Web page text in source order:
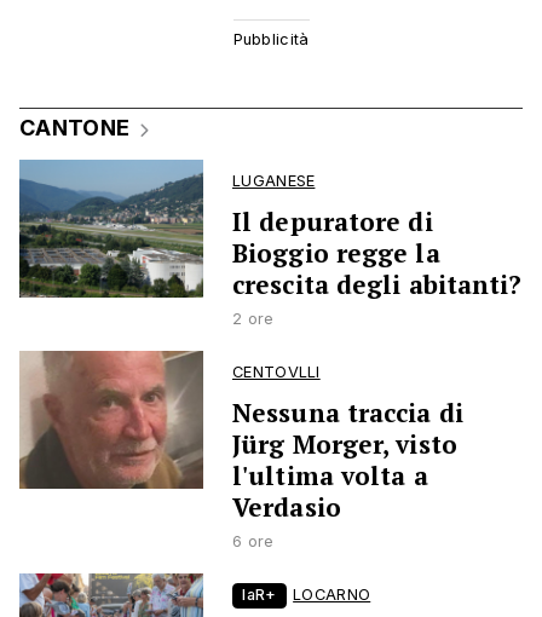
CANTONE
LUGANESE
Il depuratore di
Bioggio regge la
crescita degli abitanti?
2 ore
CENTOVLLI
Nessuna traccia di
Jürg Morger, visto
l'ultima volta a
Verdasio
6 ore
laR+ LOCARNO